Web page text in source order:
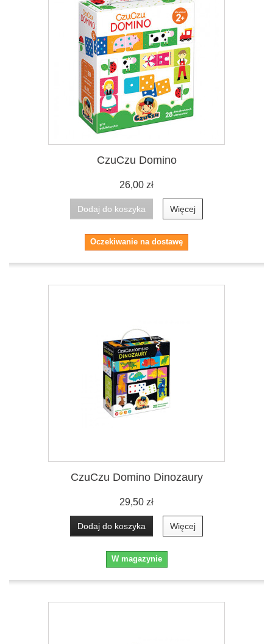
CzuCzu Domino
26,00 zł
Dodaj do koszyka Więcej
Oczekiwanie na dostawę
CzuCzu Domino Dinozaury
29,50 zł
Dodaj do koszyka Więcej
W magazynie